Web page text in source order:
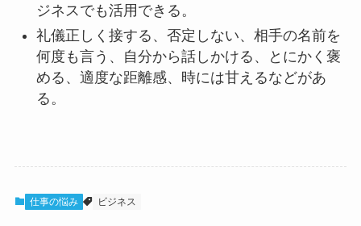
ジネスでも活用できる。
礼儀正しく接する、否定しない、相手の名前を
何度も言う、自分から話しかける、とにかく褒
める、適度な距離感、時には甘えるなどがあ
る。
仕事の悩み ビジネス